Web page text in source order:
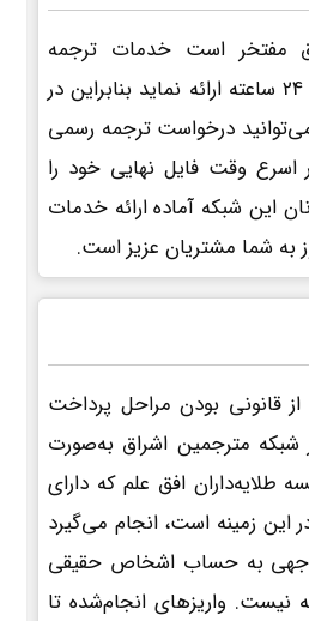
مفتخر است خدمات ترجمه
رسمی خود را به‌صورت 24 ساعته ارائه نماید بنابراین در
درخواست ترجمه رسمی
اسرع وقت فایل نهایی خود را
این شبکه آماده ارائه خدمات
به شما مشتریان عزیز است.
قانونی بودن مراحل پرداخت
شبکه مترجمین اشراق به‌صورت
طلایه‌داران افق علم که دارای
این زمینه است، انجام می‌گیرد
به حساب اشخاص حقیقی
نیست. واریزهای انجام‌شده تا